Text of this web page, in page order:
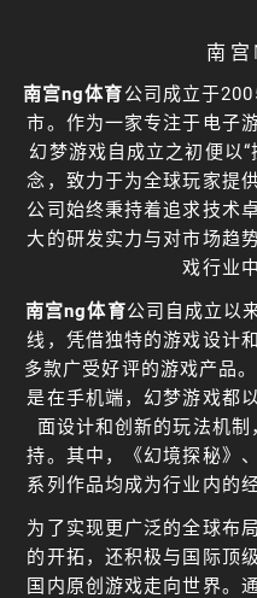
南宫
南宫ng体育公司成立于
市。作为一家专注于电子
幻梦游戏自成立之初便以
念，致力于为全球玩家提
公司始终秉持着追求技术
大的研发实力与对市场趋
戏行业
南宫ng体育公司自成立以
线，凭借独特的游戏设计
多款广受好评的游戏产品
是在手机端，幻梦游戏都
面设计和创新的玩法机
持。其中，《幻境探秘》
系列作品均成为行业内的
为了实现更广泛的全球布
的开拓，还积极与国际顶
国内原创游戏走向世界。